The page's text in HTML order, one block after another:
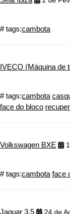
# tags:cambota
IVECO (Máquina de
# tags:cambota
face do bloco
Volkswagen BXE
# tags:cambota face
Jaguar 3.5 24 de